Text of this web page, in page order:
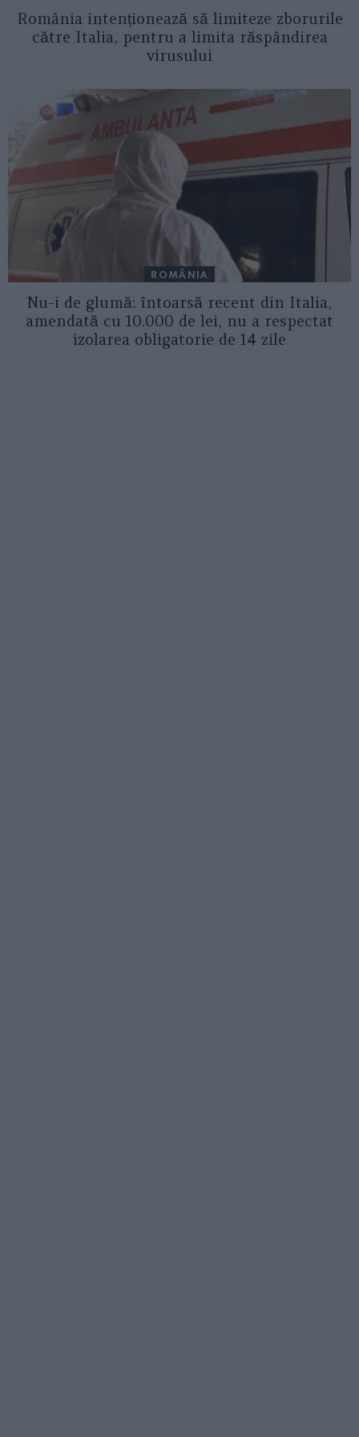
România intenționează să limiteze zborurile
către Italia, pentru a limita răspândirea
virusului
ROMÂNIA
Nu-i de glumă: întoarsă recent din Italia,
amendată cu 10.000 de lei, nu a respectat
izolarea obligatorie de 14 zile